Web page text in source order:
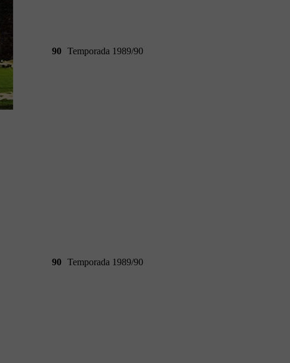
90 Temporada 1989/90
90 Temporada 1989/90